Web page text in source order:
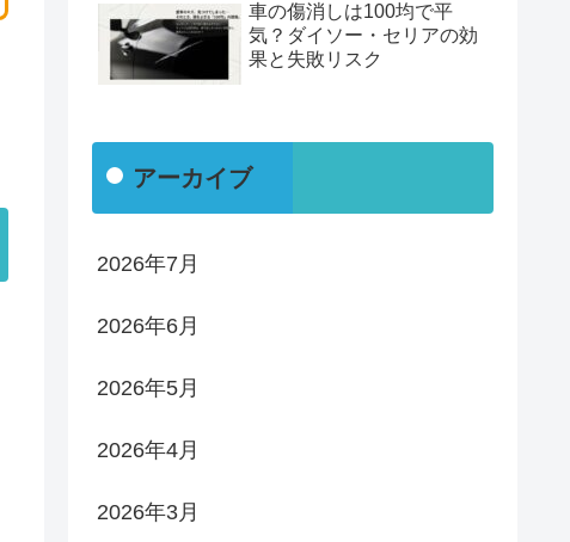
車の傷消しは100均で平
気？ダイソー・セリアの効
果と失敗リスク
アーカイブ
2026年7月
2026年6月
2026年5月
2026年4月
2026年3月